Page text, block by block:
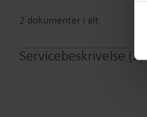
2 dokumenter i alt
Servicebeskrivelse (2)